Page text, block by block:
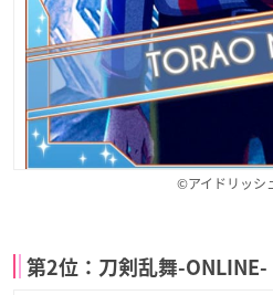
©アイドリッシ
第2位：刀剣乱舞-